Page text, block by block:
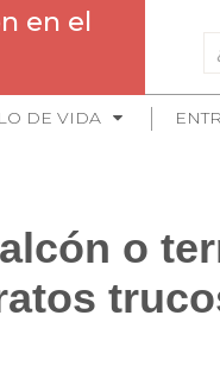
en el
DE VIDA
o